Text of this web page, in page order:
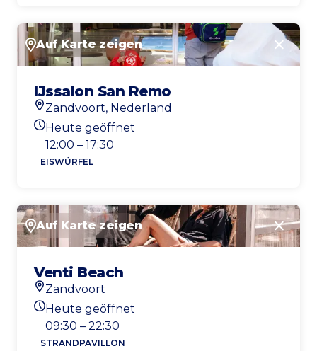
Auf Karte zeigen
IJssalon San Remo
Standort
Zandvoort, Nederland
Heutigen Öffnungszeiten
Heute geöffnet
12:00 – 17:30
EISWÜRFEL
Auf Karte zeigen
Venti Beach
Standort
Zandvoort
Heutigen Öffnungszeiten
Heute geöffnet
09:30 – 22:30
STRANDPAVILLON